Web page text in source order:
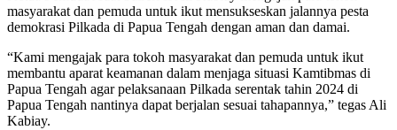
masyarakat dan pemuda untuk ikut mensukseskan jalannya pesta
demokrasi Pilkada di Papua Tengah dengan aman dan damai.
“Kami mengajak para tokoh masyarakat dan pemuda untuk ikut
membantu aparat keamanan dalam menjaga situasi Kamtibmas di
Papua Tengah agar pelaksanaan Pilkada serentak tahin 2024 di
Papua Tengah nantinya dapat berjalan sesuai tahapannya,” tegas Ali
Kabiay.